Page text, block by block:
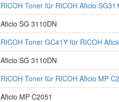
RICOH Toner für RICOH Aficio
Aficio SG 3110DN
RICOH Toner GC41Y für RICOH
Aficio SG 3110DN
RICOH Toner für RICOH Aficio MP
Aficio MP C2051